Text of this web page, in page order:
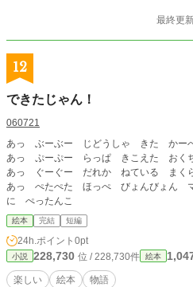
最終更
12
できたじゃん！
060721
あっ ぶーぶー じどうしゃ きた か
あっ ぷーぷー らっぱ きこえた お
あっ ぐーぐー だれか ねている ま
あっ ぺたぺた ほっぺ びょんびょん
に ぺったんこ
絵本 完結 短編
24h.ポイント 0pt
小説 228,730 位 / 228,730件 絵本
楽しい 絵本 物語